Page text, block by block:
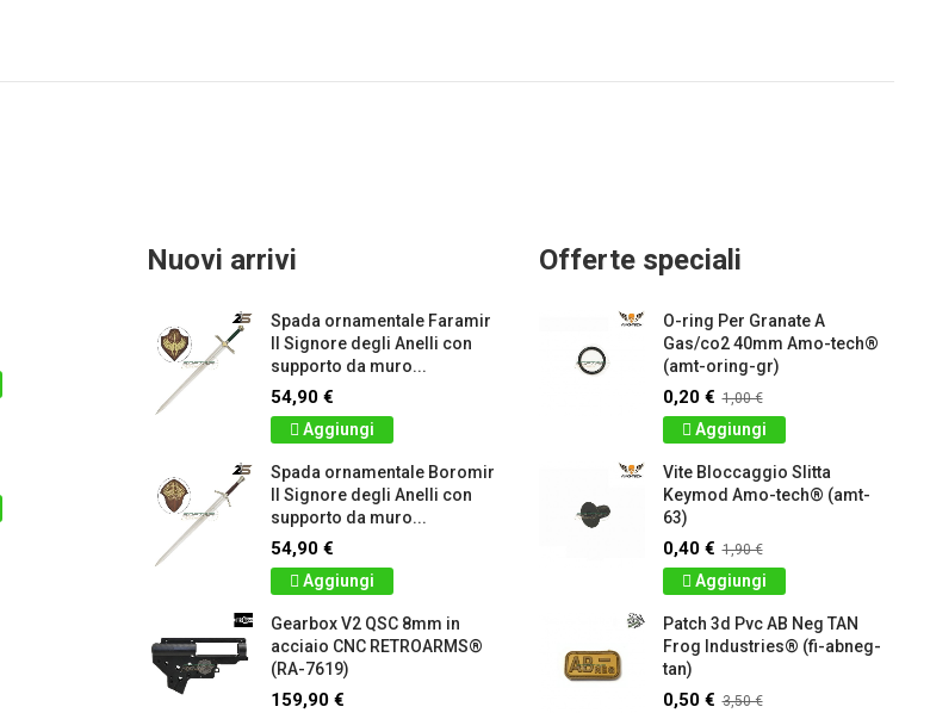
Nuovi arrivi
Spada ornamentale Faramir
Il Signore degli Anelli con
supporto da muro...
54,90 €
Aggiungi
Spada ornamentale Boromir
Il Signore degli Anelli con
supporto da muro...
54,90 €
Aggiungi
Gearbox V2 QSC 8mm in
acciaio CNC RETROARMS®
(RA-7619)
159,90 €
Offerte speciali
O-ring Per Granate A
Gas/co2 40mm Amo-tech®
(amt-oring-gr)
0,20 € 1,00 €
Aggiungi
Vite Bloccaggio Slitta
Keymod Amo-tech® (amt-
63)
0,40 € 1,90 €
Aggiungi
Patch 3d Pvc AB Neg TAN
Frog Industries® (fi-abneg-
tan)
0,50 € 3,50 €